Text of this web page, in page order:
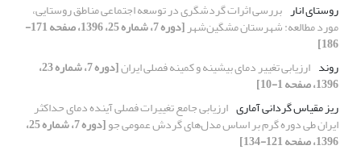
روستای انار بررسی اثرات گردشگری در توسعه اجتماعی مناطق روستایی،
مورد مطالعه: شهرستان مشگین‌شهر [دوره 7، شماره 25، 1396، صفحه 171-
186]
روند ارزیابی تغییر دمای بیشینه و کمینه فصلی ایران [دوره 7، شماره 23،
1396، صفحه 1-10]
ریز مقیاس گردانی آماری ارزیابی جامع تغییرات فصلی آینده دمای حداکثر
ایران طی دوره گرم بر اساس مدل‌های گردش عمومی جو [دوره 7، شماره 25،
1396، صفحه 121-134]